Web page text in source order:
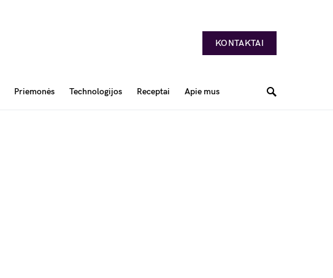
KONTAKTAI
Priemonės Technologijos Receptai Apie mus